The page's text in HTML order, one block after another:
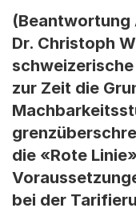
(Beantwortung
Dr. Christoph
zur Zeit die
die «Rote
bei der